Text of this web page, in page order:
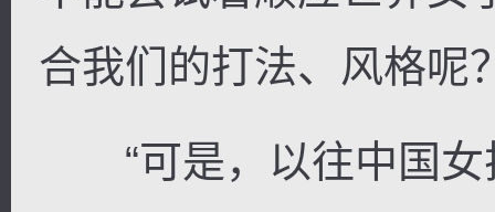
合我们的打法、风格呢
“可是，以往中国女